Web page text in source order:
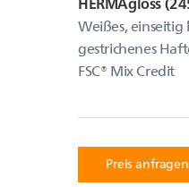
Weißes,
gestrichenes
FSC® Mix Credit
Preis anfragen